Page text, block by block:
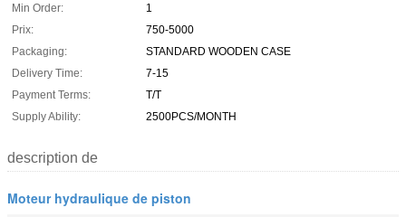
Min Order:
1
Prix:
750-5000
Packaging:
STANDARD WOODEN CASE
Delivery Time:
7-15
Payment Terms:
T/T
Supply Ability:
2500PCS/MONTH
description de
Moteur hydraulique de piston